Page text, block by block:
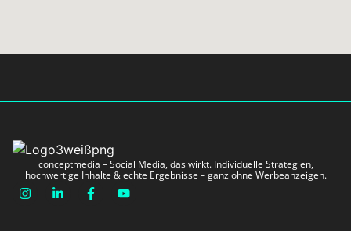
conceptmedia – Social Media, das wirkt. Individuelle Strategien,
hochwertige Inhalte & echte Ergebnisse – ganz ohne Werbeanzeigen.